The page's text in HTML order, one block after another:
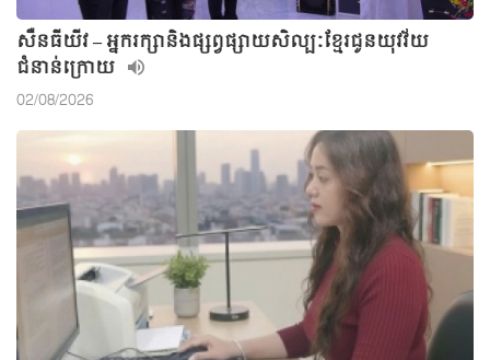
សឺនធីយីវ – អ្នករក្សានិងផ្សព្វផ្សាយសិល្បៈខ្មែរជូនយុវវ័យ
ជំនាន់ក្រោយ
02/08/2026